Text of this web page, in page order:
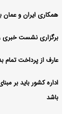
همکاری ایران و عمان
برگزاری نشست خبری
عارف از پرداخت تمام
اداره کشور باید بر
باشد